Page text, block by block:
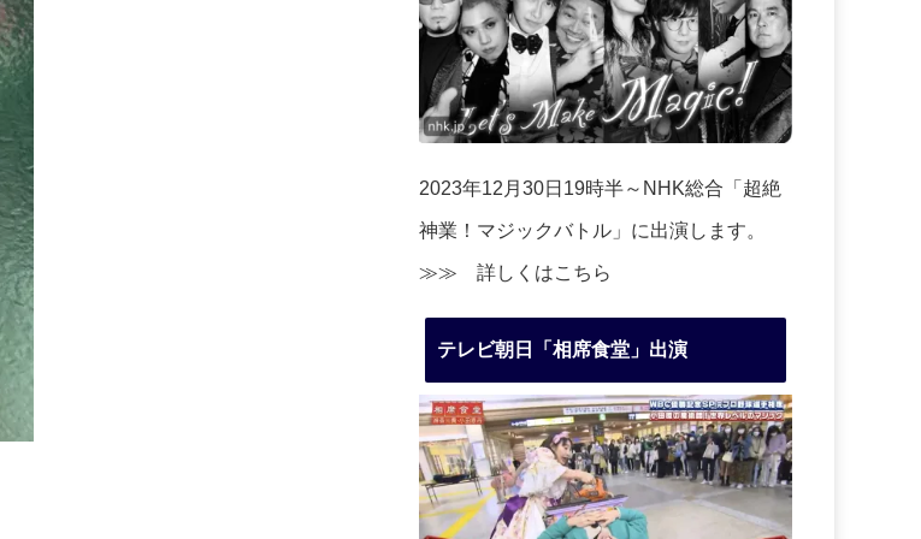
2023年12月30日19時半～NHK総合「超絶
神業！マジックバトル」に出演します。
≫≫ 詳しくはこちら
テレビ朝日「相席食堂」出演